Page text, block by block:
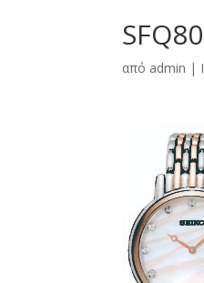
από admin |